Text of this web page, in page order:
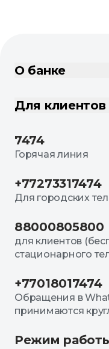
О банке
Для клиентов
7474
Горячая линия
+77273317474
Для городских
88000805800
для клиентов
стационарного
+77018017474
Обращения в
принимаются
Режим